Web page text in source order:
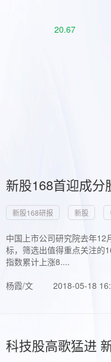
20.67
新股168首迎成
新股168研报 新股
中国上市公司研究院去年
标，筛选出值得重点关注的
指数累计上涨8....
杨霞/文
2018-05-18
科技股高歌猛进